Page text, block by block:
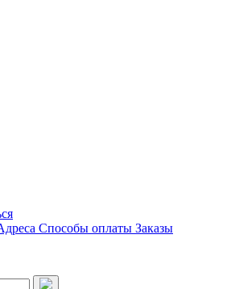
Способы оплаты Заказы